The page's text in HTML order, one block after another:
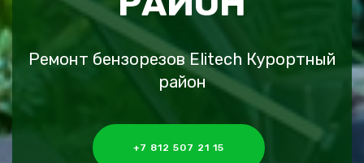
Ремонт бензорезов Elitech Курортный
район
+7 812 507 21 15